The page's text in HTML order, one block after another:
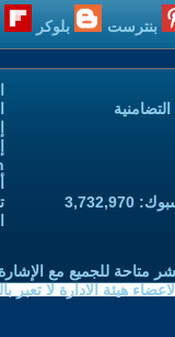
بنترست بلوكر
متاحة للجميع مع
هيئة الادارة لا تعبر